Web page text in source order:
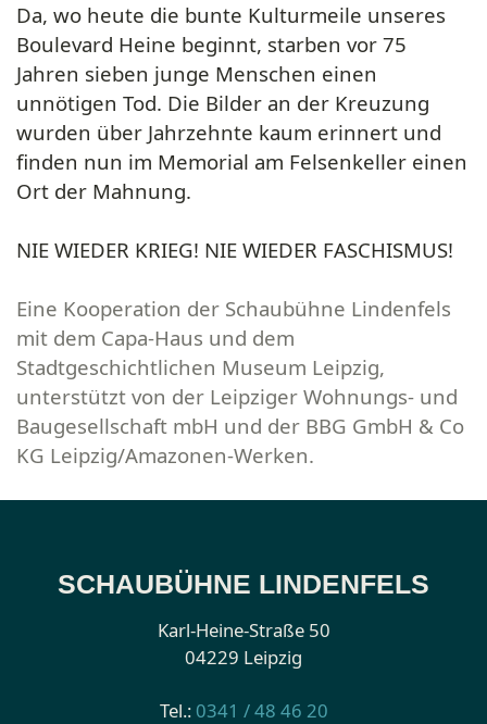
Da, wo heute die bunte Kulturmeile unseres
Boulevard Heine beginnt, starben vor 75
Jahren sieben junge Menschen einen
unnötigen Tod. Die Bilder an der Kreuzung
wurden über Jahrzehnte kaum erinnert und
finden nun im Memorial am Felsenkeller einen
Ort der Mahnung.
NIE WIEDER KRIEG! NIE WIEDER FASCHISMUS!
Eine Kooperation der Schaubühne Lindenfels
mit dem Capa-Haus und dem
Stadtgeschichtlichen Museum Leipzig,
unterstützt von der Leipziger Wohnungs- und
Baugesellschaft mbH und der BBG GmbH & Co
KG Leipzig/Amazonen-Werken.
SCHAUBÜHNE LINDENFELS
Karl-Heine-Straße 50
04229 Leipzig
Tel.: 0341 / 48 46 20